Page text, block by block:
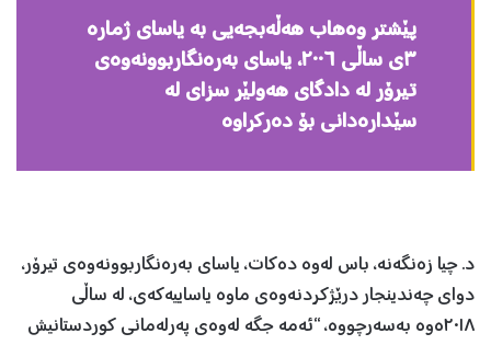
پێشتر وەهاب هەڵەبجەیی بە یاسای ژمارە
٣ی ساڵی ٢٠٠٦، یاسای بەرەنگاربوونەوەی
تیرۆر لە دادگای هەولێر سزای لە
سێدارەدانی بۆ دەرکراوە
د. چیا زەنگەنە، باس لەوە دەکات، یاسای بەرەنگاربوونەوەی تیرۆر،
دوای چەندینجار درێژكردنەوەی ماوە یاساییەكەی، لە ساڵی
٢٠١٨ەوە بەسەرچووە، “ئەمە جگە لەوەی پەرلەمانی كوردستانیش